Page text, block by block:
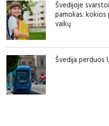
Švedijoje
pamokas:
vaikų
Švedija perduos